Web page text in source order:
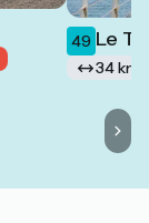
49 Le
34 km